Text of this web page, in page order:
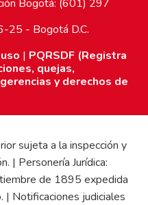
Bogotá: (601) 297
25 - Bogotá D.C.
| PQRSDF (Registra
quejas,
y derechos de
sujeta a la inspección y
| Personería Jurídica:
de 1895 expedida
| Notificaciones judiciales